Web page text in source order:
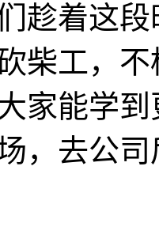
趁着这
柴工，
家能学
，去公